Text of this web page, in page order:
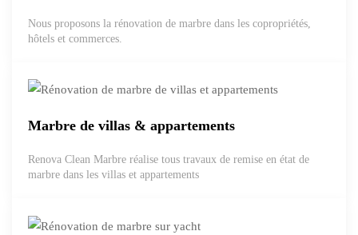
Nous proposons la rénovation de marbre dans les copropriétés,
hôtels et commerces.
Marbre de villas & appartements
Renova Clean Marbre réalise tous travaux de remise en état de
marbre dans les villas et appartements